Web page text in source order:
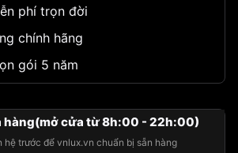
phí trọn đời
chính hãng
gói 5 năm
hàng(mở cửa từ 8h:00 - 22h:00)
hệ trước để vnlux.vn chuẩn bị sẵn hàng